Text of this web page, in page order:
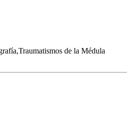
de la Médula